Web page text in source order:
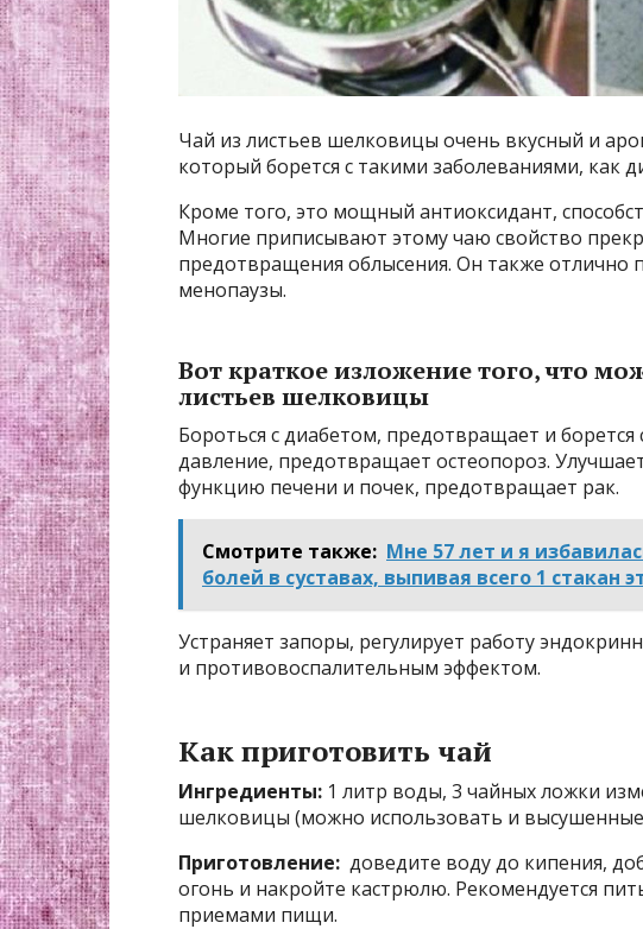
Чай из листьев шелковицы очень вкусный и
который борется с такими заболеваниями, как
Кроме того, это мощный антиоксидант,
Многие приписывают этому чаю свойство
предотвращения облысения. Он также отлично
менопаузы.
Вот краткое изложение того, что
листьев шелковицы
Бороться с диабетом, предотвращает и
давление, предотвращает остеопороз.
функцию печени и почек, предотвращает рак.
Смотрите также: Мне 57 лет и я
болей в суставах, выпивая всего 1 стакан
Устраняет запоры, регулирует работу
и противовоспалительным эффектом.
Как приготовить чай
Ингредиенты: 1 литр воды, 3 чайных ложки
шелковицы (можно использовать и высушенные
Приготовление: доведите воду до кипения,
огонь и накройте кастрюлю. Рекомендуется
приемами пищи.